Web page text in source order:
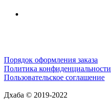
Порядок оформления заказа
Политика конфиденциальности
Пользовательское соглашение
Дхаба © 2019-2022